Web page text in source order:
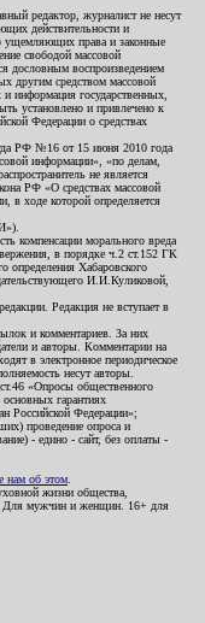
редактор, журналист не несут
действительности и
ущемляющих права и законные
свободой массовой
дословным воспроизведением
другим средством массовой
информация государственных,
установлено и привлечено к
Федерации о средствах
РФ №16 от 15 июня 2010 года
информации», «по делам,
не является
РФ «О средствах массовой
в ходе которой определяется
компенсации морального вреда
в порядке ч.2 ст.152 ГК
определения Хабаровского
И.И.Куликовой,
Редакция не вступает в
и комментариев. За них
и авторы. Комментарии на
в электронное периодическое
несут авторы.
«Опросы общественного
гарантиях
Российской Федерации»;
проведение опроса и
- едино - сайт, без оплаты -
нам об этом
жизни общества,
Для мужчин и женщин. 16+ для